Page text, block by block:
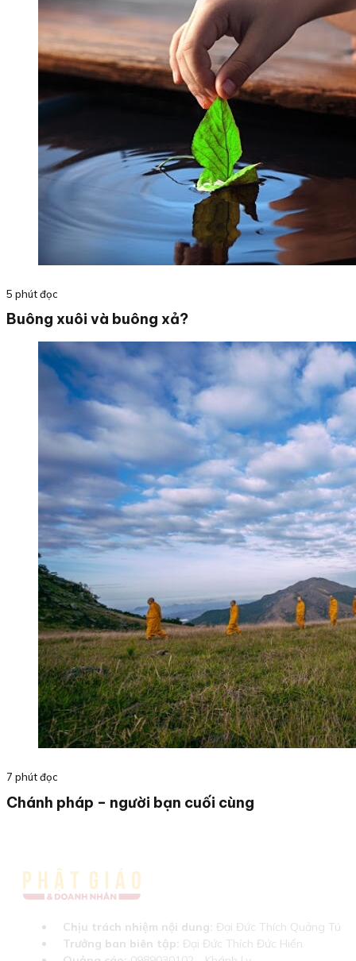
5 phút đọc
Buông xuôi và buông xả?
7 phút đọc
Chánh pháp – người bạn cuối cùng
Chịu trách nhiệm nội dung: Đại Đức Thích Quảng Tú
Trưởng ban biên tập: Đại Đức Thích Đức Hiển